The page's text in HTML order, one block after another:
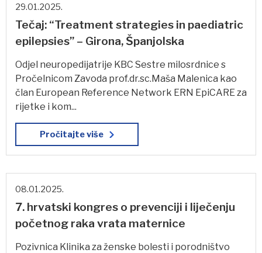
29.01.2025.
Tečaj: “Treatment strategies in paediatric
epilepsies” – Girona, Španjolska
Odjel neuropedijatrije KBC Sestre milosrdnice s
Pročelnicom Zavoda prof.dr.sc.Maša Malenica kao
član European Reference Network ERN EpiCARE za
rijetke i kom...
Pročitajte više
08.01.2025.
7. hrvatski kongres o prevenciji i liječenju
početnog raka vrata maternice
Pozivnica Klinika za ženske bolesti i porodništvo